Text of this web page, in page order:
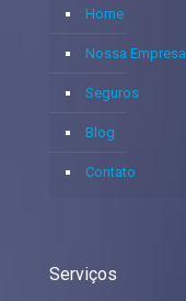
Home
Nossa Empresa
Seguros
Blog
Contato
Serviços